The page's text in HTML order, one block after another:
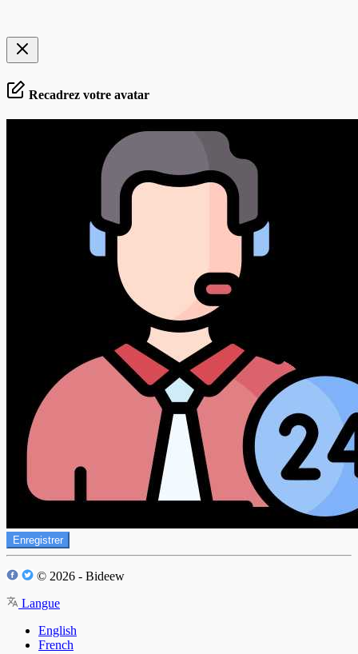
Recadrez votre avatar
Enregistrer
© 2026 - Bideew
Langue
English
French